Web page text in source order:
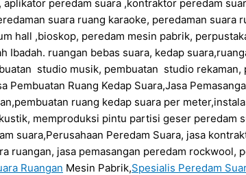
peredam suara ,kontraktor peredam
suara ruang karaoke, peredaman suara
hall ,bioskop, peredam mesin pabrik,
ruangan bebas suara, kedap
studio musik, pembuatan studio
Ruang Kedap Suara,Jasa
ruang kedap suara per
memproduksi pintu partisi geser peredam
suara,Perusahaan Peredam Suara, jasa
ruangan, jasa pemasangan peredam rockwool,
Ruangan Mesin Pabrik,Spesialis Peredam